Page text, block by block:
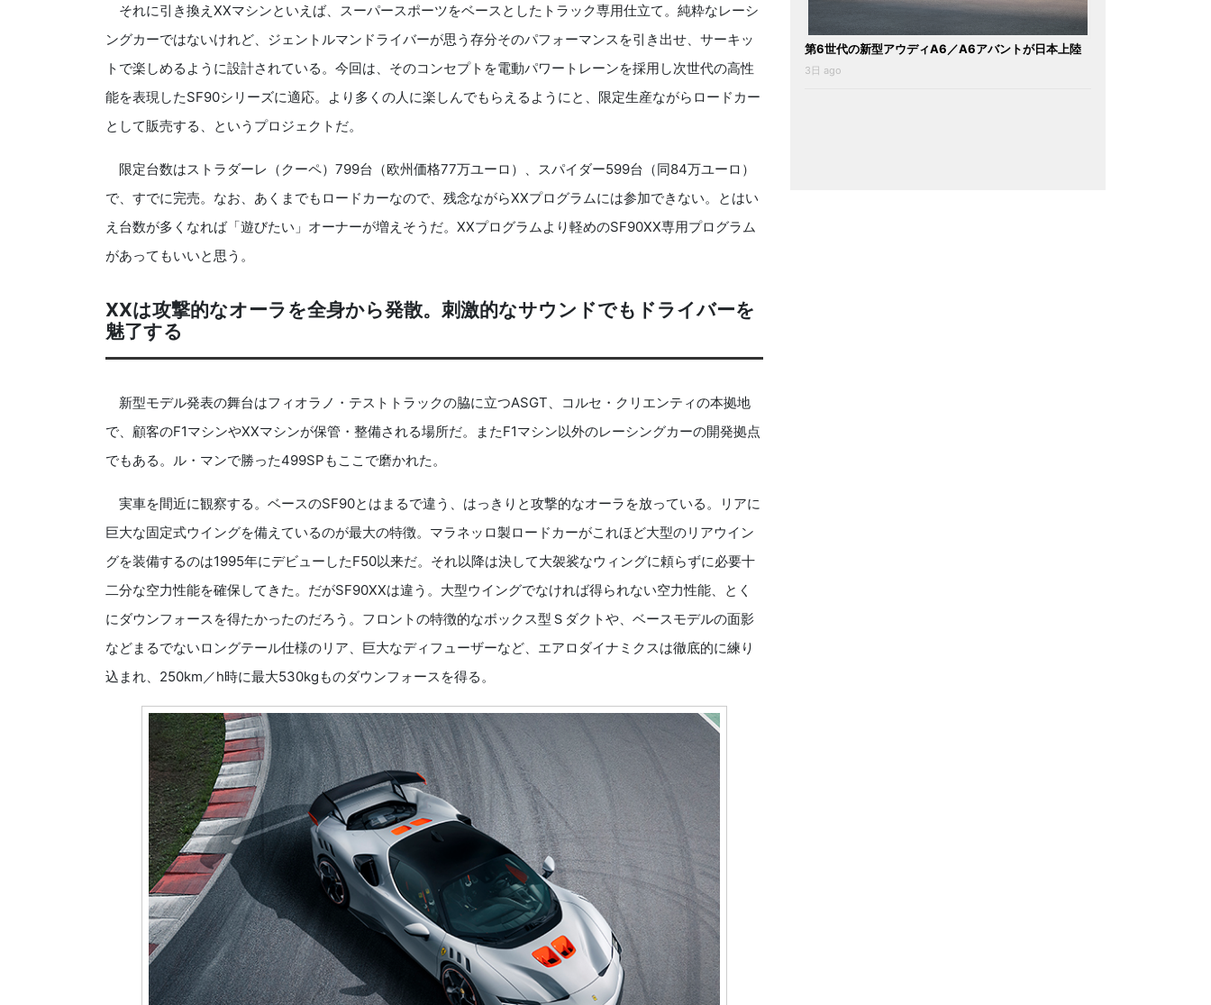
それに引き換えXXマシンといえば、スーパースポーツをベースとしたトラック専用仕立て。純粋なレーシ
ングカーではないけれど、ジェントルマンドライバーが思う存分そのパフォーマンスを引き出せ、サーキッ
トで楽しめるように設計されている。今回は、そのコンセプトを電動パワートレーンを採用し次世代の高性
能を表現したSF90シリーズに適応。より多くの人に楽しんでもらえるようにと、限定生産ながらロードカー
として販売する、というプロジェクトだ。
限定台数はストラダーレ（クーペ）799台（欧州価格77万ユーロ）、スパイダー599台（同84万ユーロ）
で、すでに完売。なお、あくまでもロードカーなので、残念ながらXXプログラムには参加できない。とはい
え台数が多くなれば「遊びたい」オーナーが増えそうだ。XXプログラムより軽めのSF90XX専用プログラム
があってもいいと思う。
XXは攻撃的なオーラを全身から発散。刺激的なサウンドでもドライバーを
魅了する
新型モデル発表の舞台はフィオラノ・テストトラックの脇に立つASGT、コルセ・クリエンティの本拠地
で、顧客のF1マシンやXXマシンが保管・整備される場所だ。またF1マシン以外のレーシングカーの開発拠点
でもある。ル・マンで勝った499SPもここで磨かれた。
実車を間近に観察する。ベースのSF90とはまるで違う、はっきりと攻撃的なオーラを放っている。リアに
巨大な固定式ウイングを備えているのが最大の特徴。マラネッロ製ロードカーがこれほど大型のリアウイン
グを装備するのは1995年にデビューしたF50以来だ。それ以降は決して大袈裟なウィングに頼らずに必要十
二分な空力性能を確保してきた。だがSF90XXは違う。大型ウイングでなければ得られない空力性能、とく
にダウンフォースを得たかったのだろう。フロントの特徴的なボックス型Ｓダクトや、ベースモデルの面影
などまるでないロングテール仕様のリア、巨大なディフューザーなど、エアロダイナミクスは徹底的に練り
込まれ、250km／h時に最大530kgものダウンフォースを得る。
第6世代の新型アウディA6／A6アバントが日本上陸
3日 ago